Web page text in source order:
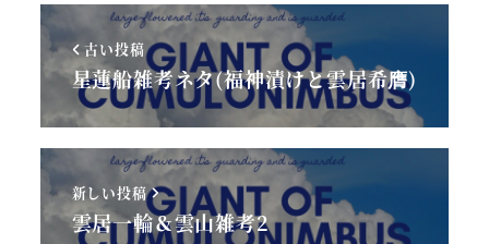
古い投稿
星蓮船雑考ネタ(福神漬けと雲居希膺)
新しい投稿
雲居一輪＆雲山雑考2